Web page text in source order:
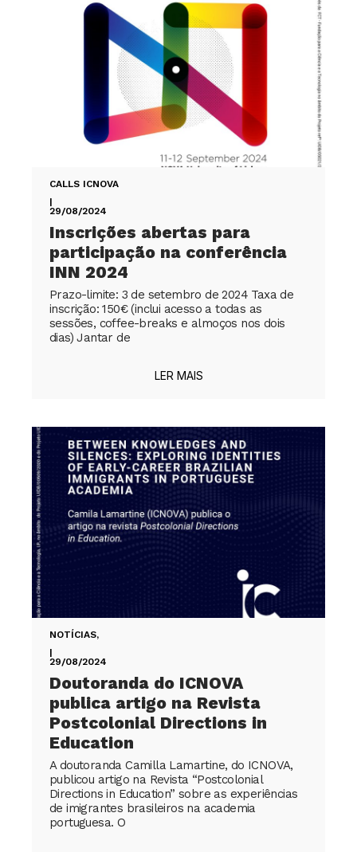
CALLS ICNOVA
|
29/08/2024
Inscrições abertas para
participação na conferência
INN 2024
Prazo-limite: 3 de setembro de 2024 Taxa de
inscrição: 150€ (inclui acesso a todas as
sessões, coffee-breaks e almoços nos dois
dias) Jantar de
LER MAIS
NOTÍCIAS,
|
29/08/2024
Doutoranda do ICNOVA
publica artigo na Revista
Postcolonial Directions in
Education
A doutoranda Camilla Lamartine, do ICNOVA,
publicou artigo na Revista “Postcolonial
Directions in Education” sobre as experiências
de imigrantes brasileiros na academia
portuguesa. O